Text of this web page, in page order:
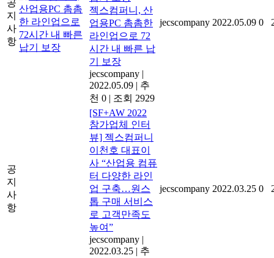
공
지
사
항
젝스컴퍼니, 산
업용PC 촘촘한
라인업으로 72
시간 내 빠른 납
기 보장
jecscompany |
2022.05.09 | 추
천 0 | 조회 2929
jecscompany 2022.05.09 0
공
지
사
항
[SF+AW 2022
참가업체 인터
뷰] 젝스컴퍼니
이천호 대표이
사 “산업용 컴퓨
터 다양한 라인
업 구축…원스
톱 구매 서비스
로 고객만족도
높여”
jecscompany |
2022.03.25 | 추
jecscompany 2022.03.25 0